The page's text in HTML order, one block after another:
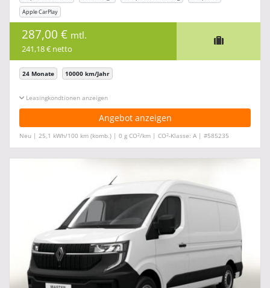
Apple CarPlay
287,00 € mtl.
241,18 € netto
24 Monate 10000 km/Jahr
Leasingkonditionen ein-/ausblenden
Angebot anzeigen
Neu | 25,1 kWh/100 km (komb.) | 0 g CO2/km | CO2-Klasse: A | #585235